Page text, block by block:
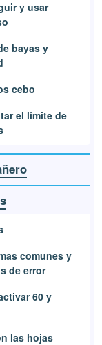
y usar
bayas y
cebo
el límite de
comunes y
de error
60 y
las hojas